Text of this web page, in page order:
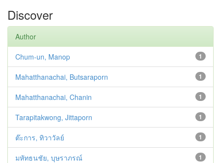
Discover
Author
1
Chum-un, Manop
1
Mahatthanachai, Butsaraporn
1
Mahatthanachai, Chanin
1
Tarapitakwong, Jittaporn
1
ต๊ะการ, ทิวาวัลย์
1
มหัทธนชัย, บุษราภรณ์